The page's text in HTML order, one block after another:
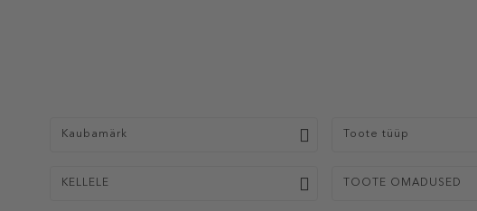
Kaubamärk Toote tüüp
KELLELE TOOTE OMADUSED